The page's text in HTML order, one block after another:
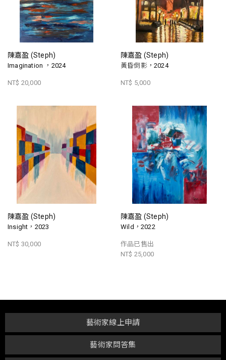
陳嘉盈 (Steph)
Imagination ，2024
NT$ 20,000
陳嘉盈 (Steph)
黃昏倒影，2024
NT$ 5,000
陳嘉盈 (Steph)
Insight，2023
NT$ 30,000
陳嘉盈 (Steph)
Wild，2022
作品已售出
NT$ 25,000
藝術家問答集
藝術家線上申請